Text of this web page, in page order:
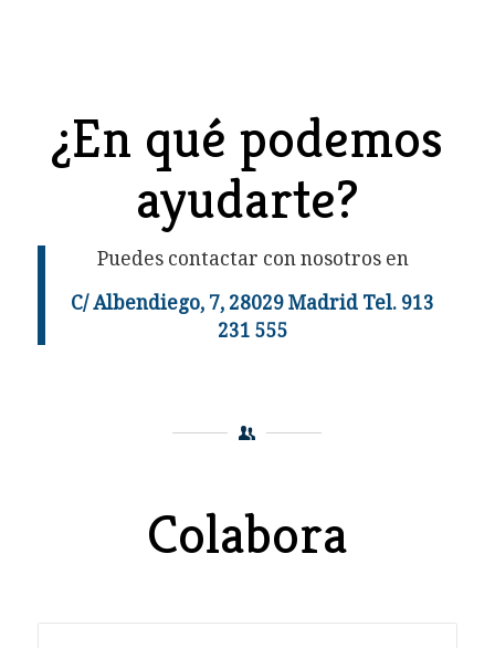
¿En qué podemos
ayudarte?
Puedes contactar con nosotros en
C/ Albendiego, 7, 28029 Madrid Tel. 913
231 555
Colabora